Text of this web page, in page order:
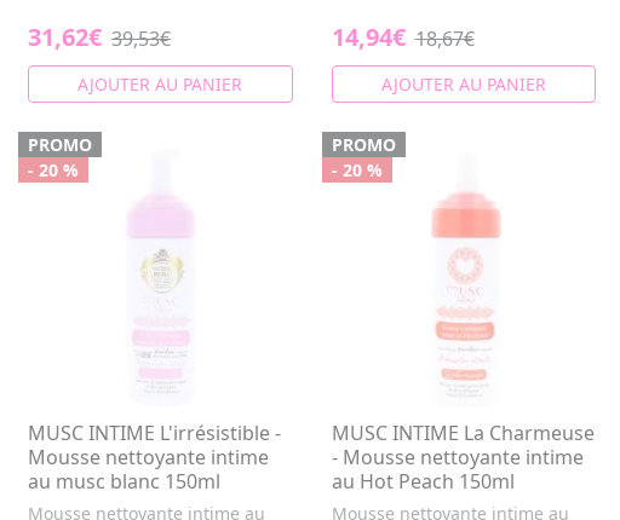
31,62€ 39,53€
AJOUTER AU PANIER
14,94€ 18,67€
AJOUTER AU PANIER
PROMO
- 20 %
MUSC INTIME L'irrésistible -
Mousse nettoyante intime
au musc blanc 150ml
Mousse nettoyante intime au
PROMO
- 20 %
MUSC INTIME La Charmeuse
- Mousse nettoyante intime
au Hot Peach 150ml
Mousse nettoyante intime au